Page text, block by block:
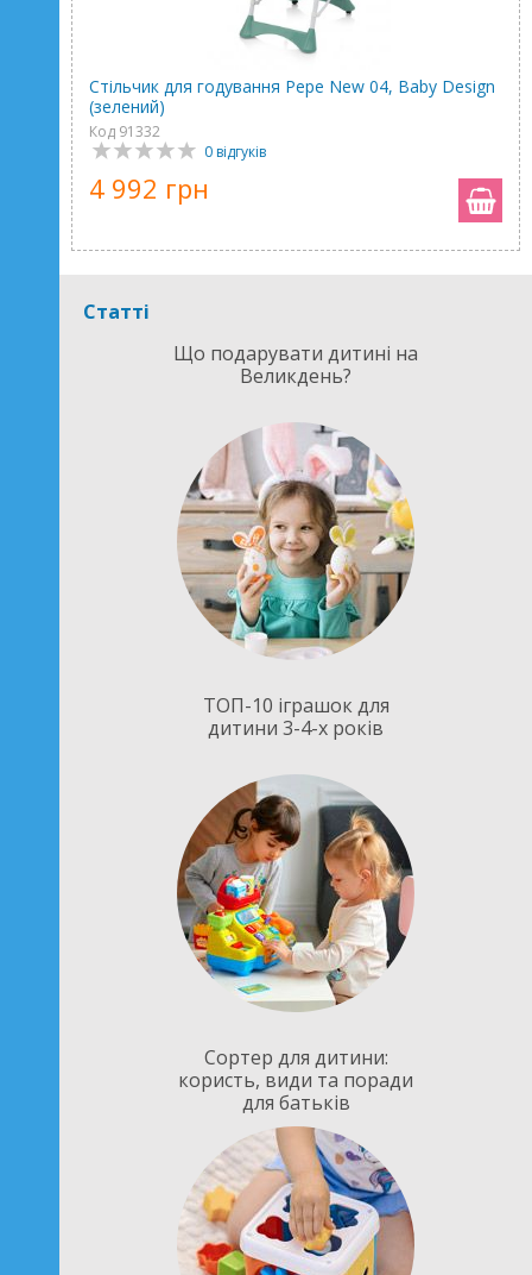
Стільчик для годування Pepe New 04, Baby Design
(зелений)
Код 91332
0 відгуків
4 992 грн
Статті
Що подарувати дитині на
Великдень?
ТОП-10 іграшок для
дитини 3-4-х років
Сортер для дитини:
користь, види та поради
для батьків